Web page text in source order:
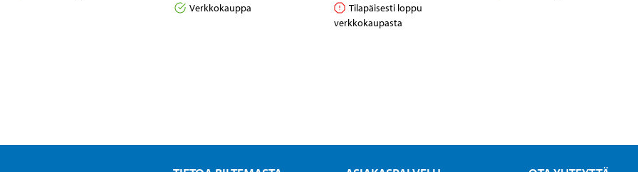
Verkkokauppa
Tilapäisesti loppu
verkkokaupasta